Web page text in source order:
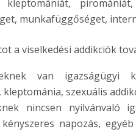
kleptomániát,
munkafüggőséget,
a viselkedési addikciók
van igazságügyi
szexuális
nincsen nyilvánvaló
napozás,